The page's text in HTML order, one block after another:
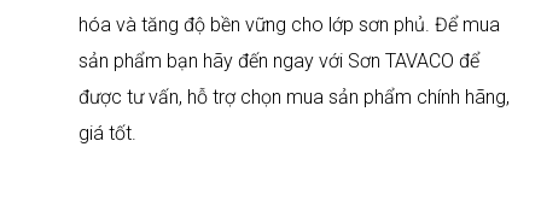
hóa và tăng độ bền vững cho lớp sơn phủ. Để mua
sản phẩm bạn hãy đến ngay với Sơn TAVACO để
được tư vấn, hỗ trợ chọn mua sản phẩm chính hãng,
giá tốt.